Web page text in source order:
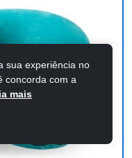
sua experiência no
concorda com a
mais